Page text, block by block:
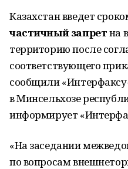
Казахстан введет
частичный запретна
территорию после
соответствующего
сообщили
в Минсельхозе
информирует
«На заседании
по вопросам